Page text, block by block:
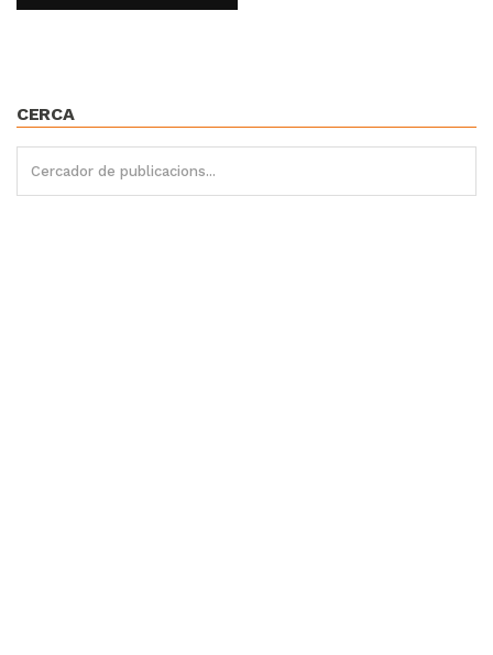
CERCA